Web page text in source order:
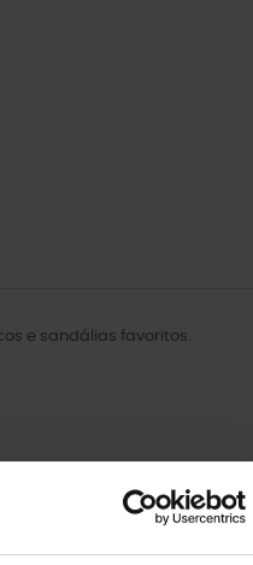
e sandálias favoritos.
-20%